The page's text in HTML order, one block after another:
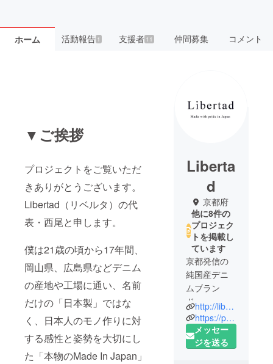
ホーム 活動報告1 支援者 11 仲間募集 コメント
▼ご挨拶
プロジェクトをご覧いただ
きありがとうございます。
Libertad（リベルタ）の代
表・西尾と申します。
僕は21歳の頃から17年間、
岡山県、広島県などデニム
の産地や工場に通い、名前
だけの「日本製」ではな
く、日本人のモノ作りに対
する感性と姿勢を大切にし
た「本物のMade In Japan」
Liberta
d
京都府
他に8件の
プロジェク
トを掲載し
ています
京都発信の
純国産デニ
ムブラン
ド。
「こだわり
の製品を作
り手から直
http://libertad-japan.com/
https://page.line.me/trl6662v
メッセー
ジを送る